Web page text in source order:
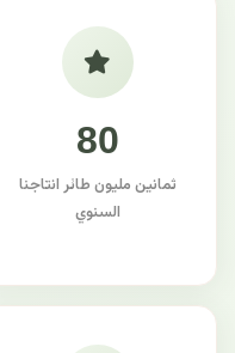
80
ثمانين مليون طائر انتاجنا
السنوي